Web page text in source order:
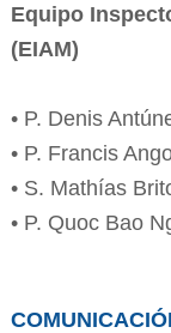
Equipo
(EIAM)
• P. Denis
• P. Francis
• S. Mathías
• P. Quoc Bao